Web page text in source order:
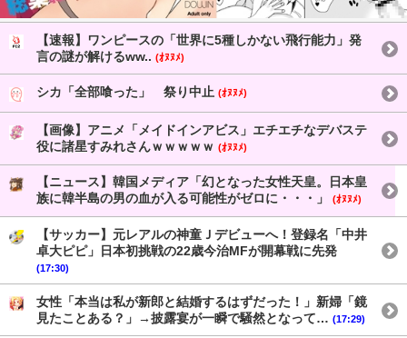
【速報】ワンピースの「世界に5種しかない飛行能力」発
言の謎が解けるww.. (ｵﾇﾇﾒ)
シカ「全部喰った」 祭り中止 (ｵﾇﾇﾒ)
【画像】アニメ「メイドインアビス」エチエチなデバステ
役に諸星すみれさんｗｗｗｗｗ (ｵﾇﾇﾒ)
【ニュース】韓国メディア「幻となった女性天皇。日本皇
族に韓半島の男の血が入る可能性がゼロに・・・」
(ｵﾇﾇﾒ)
【サッカー】元レアルの神童Ｊデビューへ！登録名「中井
卓大ピピ」日本初挑戦の22歳今治MFが開幕戦に先発
(17:30)
女性「本当は私が新郎と結婚するはずだった！」新婦「鏡
見たことある？」→披露宴が一瞬で騒然となって… (17:29)